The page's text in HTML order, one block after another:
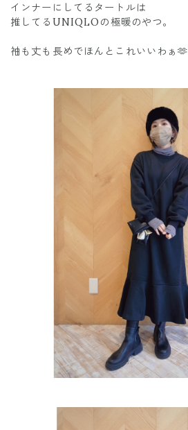
インナーにしてるタートルは
推してるUNIQLOの極暖のやつ。
袖も丈も長めでほんとこれいいわぁ🫶